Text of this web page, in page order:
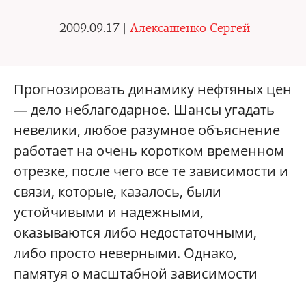
2009.09.17 | Алексашенко Сергей
Прогнозировать динамику нефтяных цен
— дело неблагодарное. Шансы угадать
невелики, любое разумное объяснение
работает на очень коротком временном
отрезке, после чего все те зависимости и
связи, которые, казалось, были
устойчивыми и надежными,
оказываются либо недостаточными,
либо просто неверными. Однако,
памятуя о масштабной зависимости